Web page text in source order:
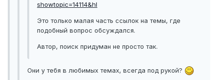
showtopic=14114&hl
Это только малая часть ссылок на темы, где
подобный вопрос обсуждался.
Автор, поиск придуман не просто так.
Они у тебя в любимых темах, всегда под рукой?